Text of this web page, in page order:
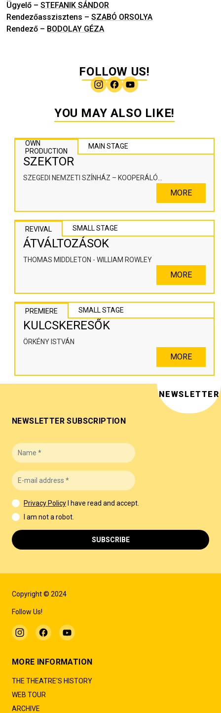
Ügyelő –STEFANIK SÁNDOR
Rendezőasszisztens –SZABÓ ORSOLYA
Rendező – BODOLAY GÉZA
FOLLOW US!
YOU MAY ALSO LIKE!
OWN
PRODUCTION
MAIN STAGE
SZEKTOR
SZEGEDI NEMZETI SZÍNHÁZ – KOOPERÁLÓ
MORE
REVIVAL SMALL STAGE
ÁTVÁLTOZÁSOK
THOMAS MIDDLETON - WILLIAM ROWLEY
MORE
PREMIERE SMALL STAGE
KULCSKERESŐK
ÖRKÉNY ISTVÁN
MORE
Copyright © 2024
Follow Us!
MORE INFORMATION
THE THEATRE'S HISTORY
WEB TOUR
ARCHIVE
NEWSLETTER
NEWSLETTER SUBSCRIPTION
Privacy Policy
I have read and accept.
I am not a robot.
SUBSCRIBE